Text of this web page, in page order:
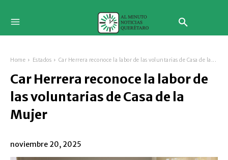
Home Estados Car Herrera reconoce la labor de las voluntarias de Casa de la...
Car Herrera reconoce la labor de
las voluntarias de Casa de la
Mujer
noviembre 20, 2025